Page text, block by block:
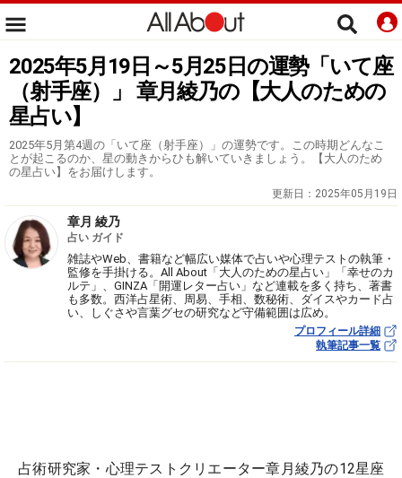
2025年5月19日～5月25日の運勢「いて座
（射手座）」 章月綾乃の【大人のための
星占い】
2025年5月第4週の「いて座（射手座）」の運勢です。この時期どんなこ
とが起こるのか、星の動きからひも解いていきましょう。【大人のため
の星占い】をお届けします。
更新日： 2025年05月19日
章月 綾乃
占い ガイド
雑誌やWeb、書籍など幅広い媒体で占いや心理テストの執筆・
監修を手掛ける。All About「大人のための星占い」「幸せのカ
ルテ」、GINZA「開運レター占い」など連載を多く持ち、著書
も多数。西洋占星術、周易、手相、数秘術、ダイスやカード占
い、しぐさや言葉グセの研究など守備範囲は広め。
プロフィール詳細
執筆記事一覧
占術研究家・心理テストクリエーター章月綾乃の12星座